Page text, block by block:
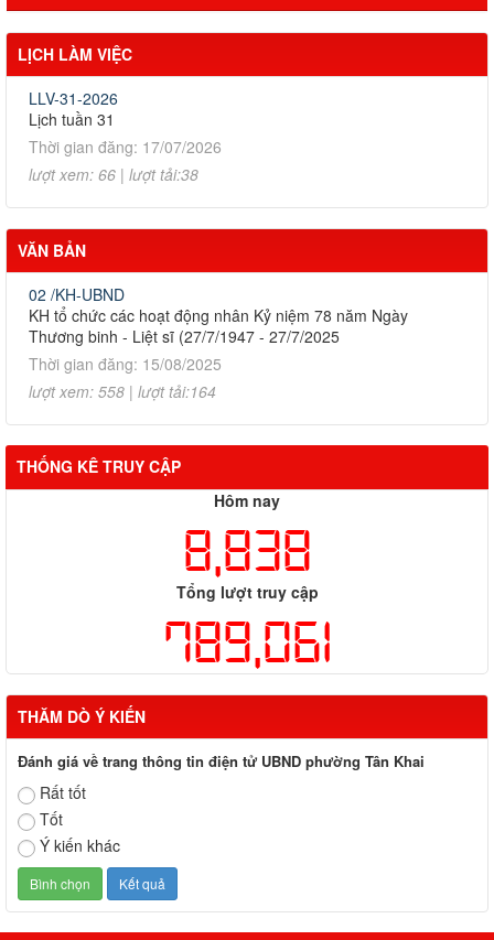
LỊCH LÀM VIỆC
LLV-31-2026
Lịch tuần 31
Thời gian đăng: 17/07/2026
lượt xem: 66 | lượt tải:38
VĂN BẢN
02 /KH-UBND
KH tổ chức các hoạt động nhân Kỷ niệm 78 năm Ngày
Thương binh - Liệt sĩ (27/7/1947 - 27/7/2025
Thời gian đăng: 15/08/2025
lượt xem: 558 | lượt tải:164
THỐNG KÊ TRUY CẬP
Hôm nay
8,838
Tổng lượt truy cập
789,061
THĂM DÒ Ý KIẾN
Đánh giá về trang thông tin điện tử UBND phường Tân Khai
Rất tốt
Tốt
Ý kiến khác